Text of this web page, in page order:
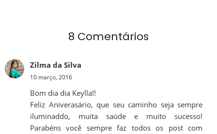
8 Comentários
Zilma da Silva
10 março, 2016
Bom dia dia Keylla!!
Feliz Aniverasário, que seu caminho seja sempre
iluminaddo, muita saúde e muito sucesso!
Parabéns você sempre faz todos os post com